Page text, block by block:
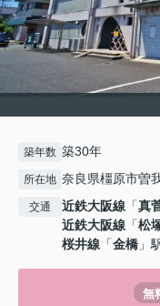
築年数 築30年
所在地 奈良県橿原市曽
交通 近鉄大阪線 「真
近鉄大阪線 「松
桜井線 「金橋 」
無